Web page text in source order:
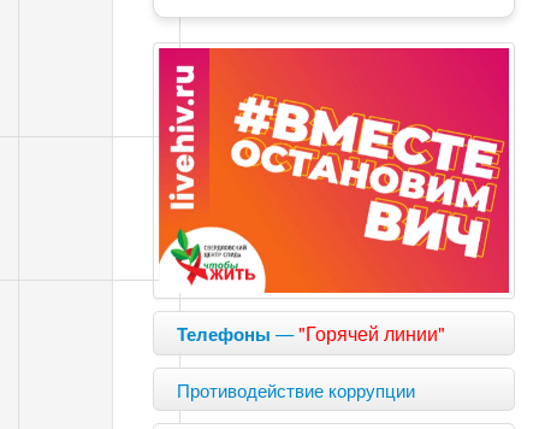
Телефоны —"Горячей линии"
Противодействие коррупции